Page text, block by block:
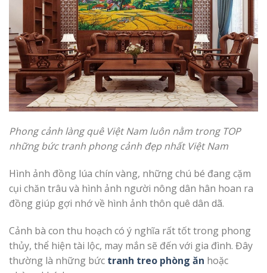
Phong cảnh làng quê Việt Nam luôn nằm trong TOP
những bức tranh phong cảnh đẹp nhất Việt Nam
Hình ảnh đồng lúa chín vàng, những chú bé đang cặm
cụi chăn trâu và hình ảnh người nông dân hân hoan ra
đồng giúp gợi nhớ về hình ảnh thôn quê dân dã.
Cảnh bà con thu hoạch có ý nghĩa rất tốt trong phong
thủy, thể hiện tài lộc, may mắn sẽ đến với gia đình. Đây
thường là những bức tranh treo phòng ăn hoặc